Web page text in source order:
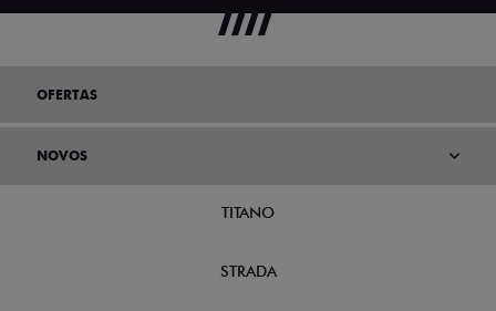
OFERTAS
NOVOS
TITANO
STRADA